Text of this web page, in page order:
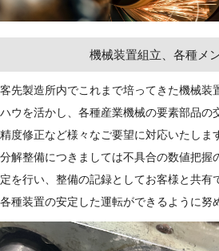
機械装置組立、各種メ
客先製造所内でこれまで培ってきた機械装
ハウを活かし、各種産業機械の要素部品の
精度修正など様々なご要望に対応いたしま
分解整備につきましては不具合の数値把握
定を行い、整備の記録としてお客様と共有
各種装置の安定した運転ができるように努